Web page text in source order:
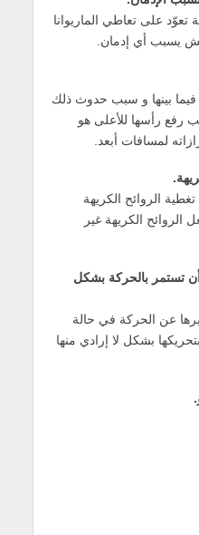
تعوّد على تعاطي الماريوانا
يسبب أي إدمان.
بينها و سبب حدوث ذلك
رفع رأسها للأعلى هو
لمسافات أبعد.
الروائح الكريهة
الروائح الكريهة غير
تستمر بالحركة بشكل
عن الحركة في حالة
بشكل لا إرادي منها